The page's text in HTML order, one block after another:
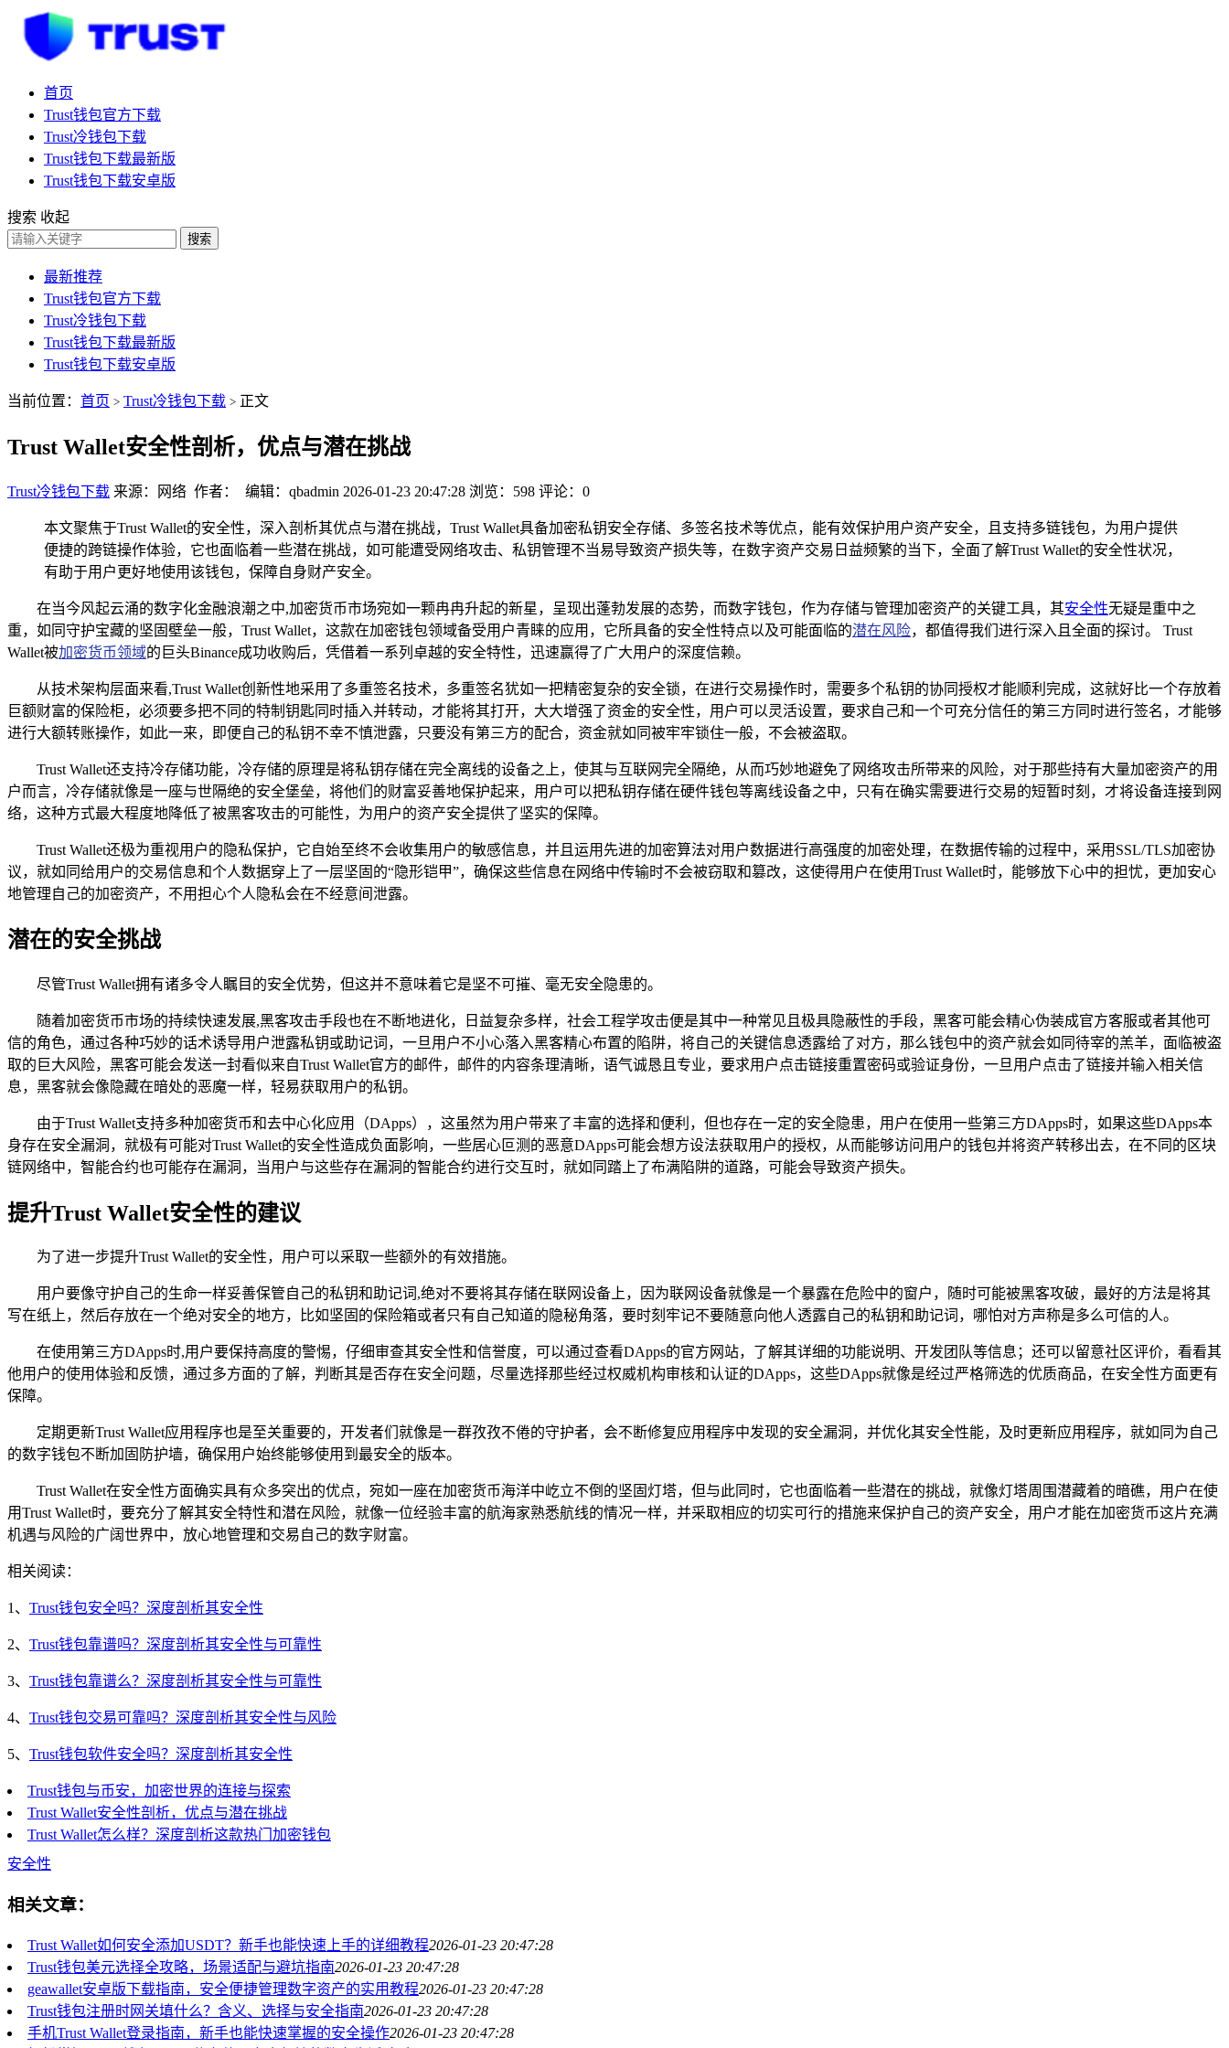
首页
Trust钱包官方下载
Trust冷钱包下载
Trust钱包下载最新版
Trust钱包下载安卓版
搜索 收起
搜索
最新推荐
Trust钱包官方下载
Trust冷钱包下载
Trust钱包下载最新版
Trust钱包下载安卓版
当前位置： 首页 > Trust冷钱包下载 > 正文
Trust Wallet安全性剖析，优点与潜在挑战
Trust冷钱包下载 来源：网络 作者： 编辑：qbadmin 2026-01-23 20:47:28 浏览：598 评论：0
本文聚焦于Trust Wallet的安全性，深入剖析其优点与潜在挑战，Trust Wallet具备加密私钥安全存储、多签名技术等优点，能有效保护用户资产安全，且支持多链钱包，为用户提供
便捷的跨链操作体验，它也面临着一些潜在挑战，如可能遭受网络攻击、私钥管理不当易导致资产损失等，在数字资产交易日益频繁的当下，全面了解Trust Wallet的安全性状况，
有助于用户更好地使用该钱包，保障自身财产安全。
在当今风起云涌的数字化金融浪潮之中,加密货币市场宛如一颗冉冉升起的新星，呈现出蓬勃发展的态势，而数字钱包，作为存储与管理加密资产的关键工具，其安全性无疑是重中之
重，如同守护宝藏的坚固壁垒一般，Trust Wallet，这款在加密钱包领域备受用户青睐的应用，它所具备的安全性特点以及可能面临的潜在风险，都值得我们进行深入且全面的探讨。 Trust
Wallet被加密货币领域的巨头Binance成功收购后，凭借着一系列卓越的安全特性，迅速赢得了广大用户的深度信赖。
从技术架构层面来看,Trust Wallet创新性地采用了多重签名技术，多重签名犹如一把精密复杂的安全锁，在进行交易操作时，需要多个私钥的协同授权才能顺利完成，这就好比一个存放着
巨额财富的保险柜，必须要多把不同的特制钥匙同时插入并转动，才能将其打开，大大增强了资金的安全性，用户可以灵活设置，要求自己和一个可充分信任的第三方同时进行签名，才能够
进行大额转账操作，如此一来，即便自己的私钥不幸不慎泄露，只要没有第三方的配合，资金就如同被牢牢锁住一般，不会被盗取。
Trust Wallet还支持冷存储功能，冷存储的原理是将私钥存储在完全离线的设备之上，使其与互联网完全隔绝，从而巧妙地避免了网络攻击所带来的风险，对于那些持有大量加密资产的用
户而言，冷存储就像是一座与世隔绝的安全堡垒，将他们的财富妥善地保护起来，用户可以把私钥存储在硬件钱包等离线设备之中，只有在确实需要进行交易的短暂时刻，才将设备连接到网
络，这种方式最大程度地降低了被黑客攻击的可能性，为用户的资产安全提供了坚实的保障。
Trust Wallet还极为重视用户的隐私保护，它自始至终不会收集用户的敏感信息，并且运用先进的加密算法对用户数据进行高强度的加密处理，在数据传输的过程中，采用SSL/TLS加密协
议，就如同给用户的交易信息和个人数据穿上了一层坚固的“隐形铠甲”，确保这些信息在网络中传输时不会被窃取和篡改，这使得用户在使用Trust Wallet时，能够放下心中的担忧，更加安心
地管理自己的加密资产，不用担心个人隐私会在不经意间泄露。
潜在的安全挑战
尽管Trust Wallet拥有诸多令人瞩目的安全优势，但这并不意味着它是坚不可摧、毫无安全隐患的。
随着加密货币市场的持续快速发展,黑客攻击手段也在不断地进化，日益复杂多样，社会工程学攻击便是其中一种常见且极具隐蔽性的手段，黑客可能会精心伪装成官方客服或者其他可
信的角色，通过各种巧妙的话术诱导用户泄露私钥或助记词，一旦用户不小心落入黑客精心布置的陷阱，将自己的关键信息透露给了对方，那么钱包中的资产就会如同待宰的羔羊，面临被盗
取的巨大风险，黑客可能会发送一封看似来自Trust Wallet官方的邮件，邮件的内容条理清晰，语气诚恳且专业，要求用户点击链接重置密码或验证身份，一旦用户点击了链接并输入相关信
息，黑客就会像隐藏在暗处的恶魔一样，轻易获取用户的私钥。
由于Trust Wallet支持多种加密货币和去中心化应用（DApps），这虽然为用户带来了丰富的选择和便利，但也存在一定的安全隐患，用户在使用一些第三方DApps时，如果这些DApps本
身存在安全漏洞，就极有可能对Trust Wallet的安全性造成负面影响，一些居心叵测的恶意DApps可能会想方设法获取用户的授权，从而能够访问用户的钱包并将资产转移出去，在不同的区块
链网络中，智能合约也可能存在漏洞，当用户与这些存在漏洞的智能合约进行交互时，就如同踏上了布满陷阱的道路，可能会导致资产损失。
提升Trust Wallet安全性的建议
为了进一步提升Trust Wallet的安全性，用户可以采取一些额外的有效措施。
用户要像守护自己的生命一样妥善保管自己的私钥和助记词,绝对不要将其存储在联网设备上，因为联网设备就像是一个暴露在危险中的窗户，随时可能被黑客攻破，最好的方法是将其
写在纸上，然后存放在一个绝对安全的地方，比如坚固的保险箱或者只有自己知道的隐秘角落，要时刻牢记不要随意向他人透露自己的私钥和助记词，哪怕对方声称是多么可信的人。
在使用第三方DApps时,用户要保持高度的警惕，仔细审查其安全性和信誉度，可以通过查看DApps的官方网站，了解其详细的功能说明、开发团队等信息；还可以留意社区评价，看看其
他用户的使用体验和反馈，通过多方面的了解，判断其是否存在安全问题，尽量选择那些经过权威机构审核和认证的DApps，这些DApps就像是经过严格筛选的优质商品，在安全性方面更有
保障。
定期更新Trust Wallet应用程序也是至关重要的，开发者们就像是一群孜孜不倦的守护者，会不断修复应用程序中发现的安全漏洞，并优化其安全性能，及时更新应用程序，就如同为自己
的数字钱包不断加固防护墙，确保用户始终能够使用到最安全的版本。
Trust Wallet在安全性方面确实具有众多突出的优点，宛如一座在加密货币海洋中屹立不倒的坚固灯塔，但与此同时，它也面临着一些潜在的挑战，就像灯塔周围潜藏着的暗礁，用户在使
用Trust Wallet时，要充分了解其安全特性和潜在风险，就像一位经验丰富的航海家熟悉航线的情况一样，并采取相应的切实可行的措施来保护自己的资产安全，用户才能在加密货币这片充满
机遇与风险的广阔世界中，放心地管理和交易自己的数字财富。
相关阅读：
1、 Trust钱包安全吗？深度剖析其安全性
2、 Trust钱包靠谱吗？深度剖析其安全性与可靠性
3、 Trust钱包靠谱么？深度剖析其安全性与可靠性
4、 Trust钱包交易可靠吗？深度剖析其安全性与风险
5、 Trust钱包软件安全吗？深度剖析其安全性
Trust钱包与币安，加密世界的连接与探索
Trust Wallet安全性剖析，优点与潜在挑战
Trust Wallet怎么样？深度剖析这款热门加密钱包
安全性
相关文章：
Trust Wallet如何安全添加USDT？新手也能快速上手的详细教程2026-01-23 20:47:28
Trust钱包美元选择全攻略，场景适配与避坑指南2026-01-23 20:47:28
geawallet安卓版下载指南，安全便捷管理数字资产的实用教程2026-01-23 20:47:28
Trust钱包注册时网关填什么？含义、选择与安全指南2026-01-23 20:47:28
手机Trust Wallet登录指南，新手也能快速掌握的安全操作2026-01-23 20:47:28